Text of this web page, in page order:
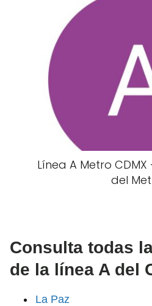
Línea A Metro
del
Consulta todas
de la línea A del
La Paz